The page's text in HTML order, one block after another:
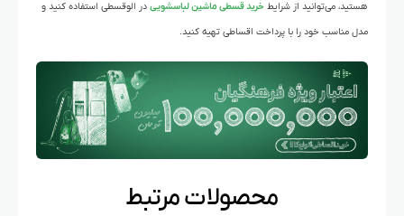
هستید، می‌توانید از شرایط خرید قسطی ماشین لباسشویی در الوقسطی استفاده کنید و
مدل مناسب خود را با پرداخت اقساطی تهیه کنید.
محصولات مرتبط